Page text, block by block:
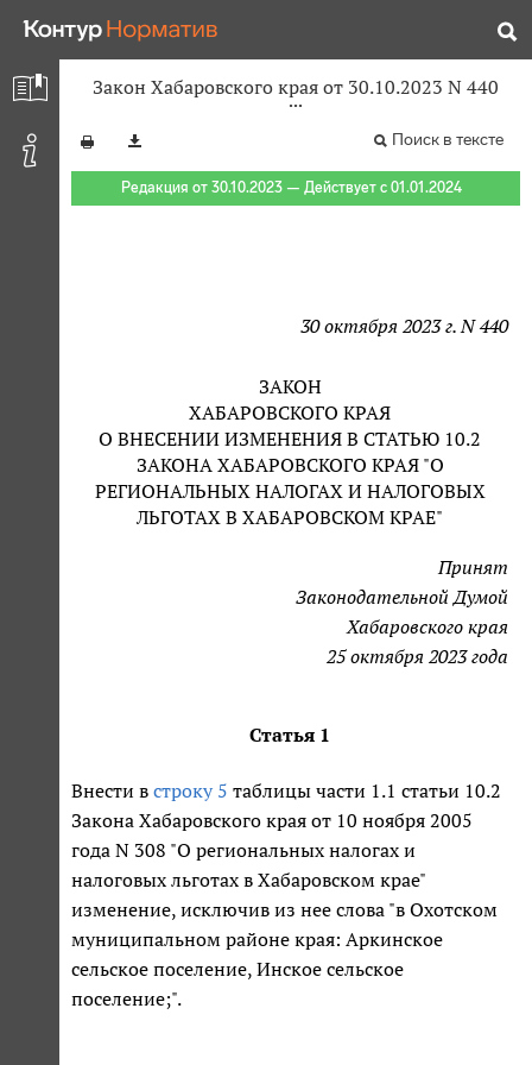
Закон Хабаровского края от 30.10.2023 N 440
Поиск в тексте
Редакция от 30.10.2023 — Действует с 01.01.2024
30 октября 2023 г. N 440
ЗАКОН
ХАБАРОВСКОГО КРАЯ
О ВНЕСЕНИИ ИЗМЕНЕНИЯ В СТАТЬЮ 10.2
ЗАКОНА ХАБАРОВСКОГО КРАЯ "О
РЕГИОНАЛЬНЫХ НАЛОГАХ И НАЛОГОВЫХ
ЛЬГОТАХ В ХАБАРОВСКОМ КРАЕ"
Принят
Законодательной Думой
Хабаровского края
25 октября 2023 года
Статья 1
Внести в строку 5 таблицы части 1.1 статьи 10.2
Закона Хабаровского края от 10 ноября 2005
года N 308 "О региональных налогах и
налоговых льготах в Хабаровском крае"
изменение, исключив из нее слова "в Охотском
муниципальном районе края: Аркинское
сельское поселение, Инское сельское
поселение;".